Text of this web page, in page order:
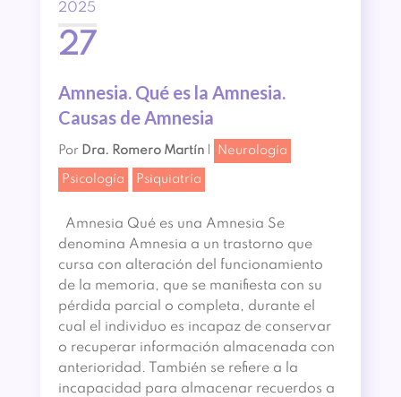
2025
27
Amnesia. Qué es la Amnesia.
Causas de Amnesia
Por Dra. Romero Martín| Neurología
Psicología Psiquiatría
Amnesia Qué es una Amnesia Se
denomina Amnesia a un trastorno que
cursa con alteración del funcionamiento
de la memoria, que se manifiesta con su
pérdida parcial o completa, durante el
cual el individuo es incapaz de conservar
o recuperar información almacenada con
anterioridad. También se refiere a la
incapacidad para almacenar recuerdos a